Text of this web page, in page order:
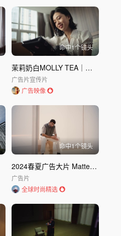
命中1个镜头
茉莉奶白MOLLY TEA｜毕业季的“小大人”
广告片宣传片
广告映像
命中1个镜头
2024春夏广告大片 Matteo Berrettini出演 BOSS｜BOSS
广告片
全球时尚精选